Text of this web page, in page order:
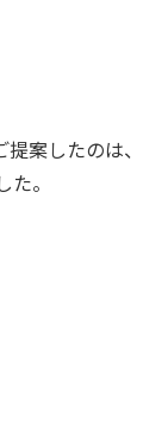
案したのは
。